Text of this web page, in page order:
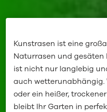
Kunstrasen ist eine
Naturrasen und gesäten
ist nicht nur langlebig
auch wetterunabhängig.
oder ein heißer,
bleibt Ihr Garten in